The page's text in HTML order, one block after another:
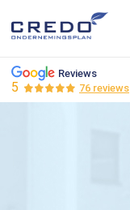
Reviews
5 76 reviews